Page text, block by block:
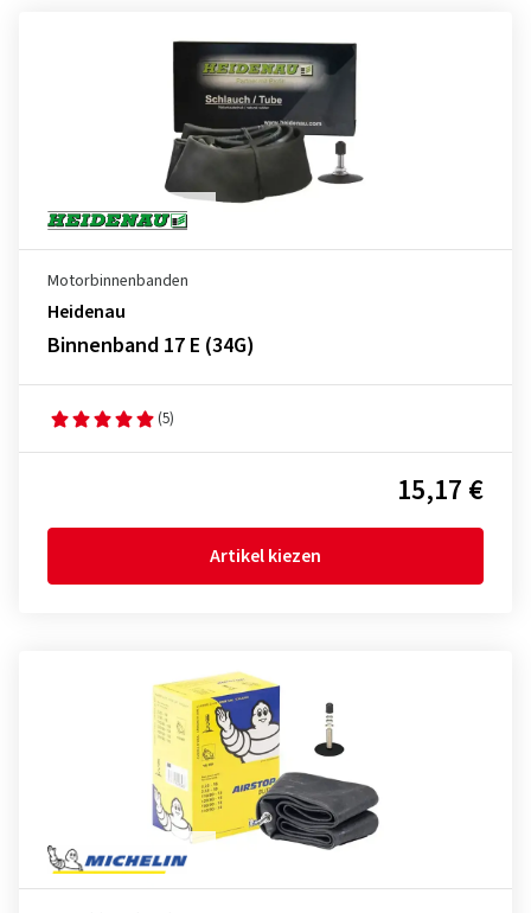
Motorbinnenbanden
Heidenau
Binnenband 17 E (34G)
(5)
15,17 €
Artikel kiezen